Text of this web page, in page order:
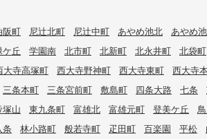
阪町 尼辻北町 尼辻中町 あやめ池北 あやめ
ケ丘 学園南 北市町 北新町 北永井町 北袋町
大寺高塚町 西大寺野神町 西大寺東町 西大寺
三条本町 三条宮前町 敷島町 四条大路 七条
塚山 東九条町 富雄北 富雄元町 登美ケ丘
条 林小路町 般若寺町 疋田町 百楽園 平松